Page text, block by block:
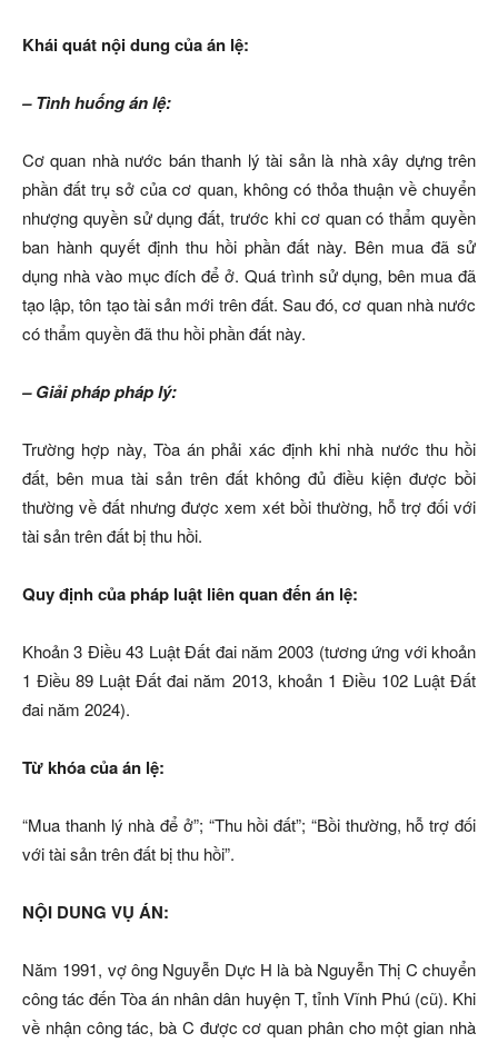
Khái quát nội dung của án lệ:
– Tình huống án lệ:
Cơ quan nhà nước bán thanh lý tài sản là nhà xây dựng trên
phần đất trụ sở của cơ quan, không có thỏa thuận về chuyển
nhượng quyền sử dụng đất, trước khi cơ quan có thẩm quyền
ban hành quyết định thu hồi phần đất này. Bên mua đã sử
dụng nhà vào mục đích để ở. Quá trình sử dụng, bên mua đã
tạo lập, tôn tạo tài sản mới trên đất. Sau đó, cơ quan nhà nước
có thẩm quyền đã thu hồi phần đất này.
– Giải pháp pháp lý:
Trường hợp này, Tòa án phải xác định khi nhà nước thu hồi
đất, bên mua tài sản trên đất không đủ điều kiện được bồi
thường về đất nhưng được xem xét bồi thường, hỗ trợ đối với
tài sản trên đất bị thu hồi.
Quy định của pháp luật liên quan đến án lệ:
Khoản 3 Điều 43 Luật Đất đai năm 2003 (tương ứng với khoản
1 Điều 89 Luật Đất đai năm 2013, khoản 1 Điều 102 Luật Đất
đai năm 2024).
Từ khóa của án lệ:
“Mua thanh lý nhà để ở”; “Thu hồi đất”; “Bồi thường, hỗ trợ đối
với tài sản trên đất bị thu hồi”.
NỘI DUNG VỤ ÁN:
Năm 1991, vợ ông Nguyễn Dực H là bà Nguyễn Thị C chuyển
công tác đến Tòa án nhân dân huyện T, tỉnh Vĩnh Phú (cũ). Khi
về nhận công tác, bà C được cơ quan phân cho một gian nhà